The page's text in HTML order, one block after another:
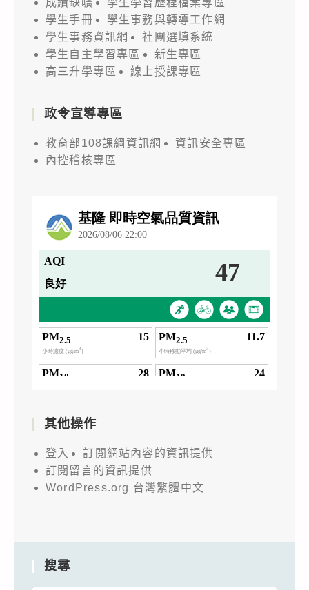
學生手冊
學生事務與轉導工作網
學生事務資訊網
社團選填系統
學生自主學習專區
新生專區
高三升學專區
線上授課專區
政令宣導專區
教育部108課綱資訊網
資訊安全專區
內控稽核專區
其他操作
登入
訂閱網站內容的資訊提供
訂閱留言的資訊提供
WordPress.org 台灣繁體中文
搜尋